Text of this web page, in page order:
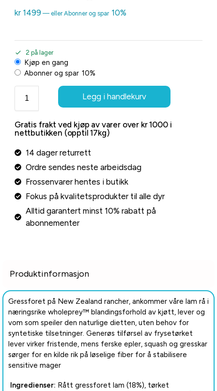
kr1499 — eller Abonner og spar 10%
2 på lager
Kjøp en gang
Abonner og spar 10%
Legg i handlekurv
Gratis frakt ved kjøp av varer over kr 1000 i
nettbutikken (opptil 17kg)
14 dager returrett
Ordre sendes neste arbeidsdag
Frossenvarer hentes i butikk
Fokus på kvalitetsprodukter til alle dyr
Alltid garantert minst 10% rabatt på
abonnementer
Produktinformasjon
Gressforet på New Zealand rancher, ankommer våre lam rå i
næringsrike wholeprey™ blandingsforhold av kjøtt, lever og
vom som speiler den naturlige dietten, uten behov for
syntetiske tilsetninger. Generøs tilførsel av frysetørket
lever virker fristende, mens ferske epler, squash og gresskar
sørger for en kilde rik på løselige fiber for å stabilisere
sensitive mager
Ingredienser: Rått gressforet lam (18%), tørket